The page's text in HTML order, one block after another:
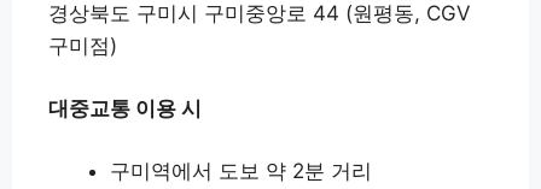
경상북도 구미시 구미중앙로 44 (원평동, CGV
구미점)
대중교통 이용 시
구미역에서 도보 약 2분 거리